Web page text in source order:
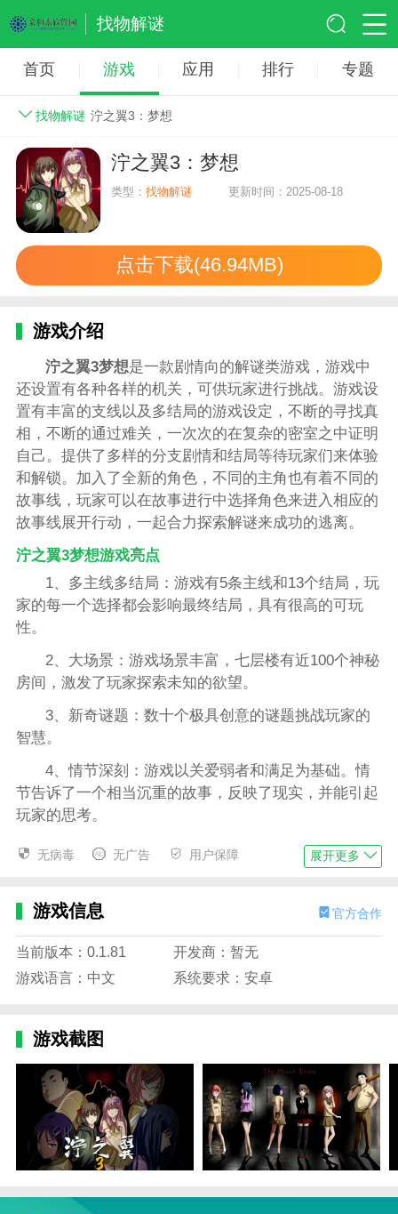
找物解谜
首页 游戏 应用 排行 专题
找物解谜 泞之翼3：梦想
泞之翼3：梦想
类型：找物解谜 更新时间：2025-08-18
点击下载(46.94MB)
游戏介绍
泞之翼3梦想是一款剧情向的解谜类游戏，游戏中
还设置有各种各样的机关，可供玩家进行挑战。游戏设
置有丰富的支线以及多结局的游戏设定，不断的寻找真
相，不断的通过难关，一次次的在复杂的密室之中证明
自己。提供了多样的分支剧情和结局等待玩家们来体验
和解锁。加入了全新的角色，不同的主角也有着不同的
故事线，玩家可以在故事进行中选择角色来进入相应的
故事线展开行动，一起合力探索解谜来成功的逃离。
泞之翼3梦想游戏亮点
1、多主线多结局：游戏有5条主线和13个结局，玩
家的每一个选择都会影响最终结局，具有很高的可玩
性。
2、大场景：游戏场景丰富，七层楼有近100个神秘
房间，激发了玩家探索未知的欲望。
3、新奇谜题：数十个极具创意的谜题挑战玩家的
智慧。
4、情节深刻：游戏以关爱弱者和满足为基础。情
节告诉了一个相当沉重的故事，反映了现实，并能引起
玩家的思考。
泞之翼3梦想美食家结局攻略
2、点击右侧墙上的日历，根据日历，我们可以得
3、点击密码盒，输入密码，获得“0号钥匙齿”。
5、用“北极星之钥”解开左侧白门门锁，进入决策
室。
6、点击照片墙，选择右上角的“餐厅”照片开始游
戏。
7、进入分歧，选择“先冷静下来”。
8、点击并获得高跟鞋，点击盘子，发现线
索“BMW”。
无病毒 无广告 用户保障 展开更多
游戏信息 官方合作
当前版本：0.1.81
开发商：暂无
游戏语言：中文
系统要求：安卓
游戏截图